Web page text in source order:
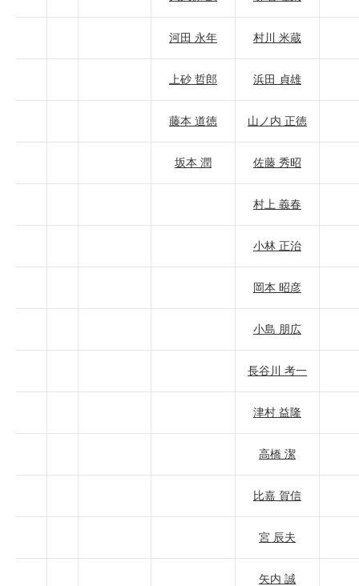
河田 永年 村川 米蔵
上砂 哲郎 浜田 貞雄
藤本 道徳 山ノ内 正徳
坂本 潤 佐藤 秀昭
村上 義春
小林 正治
岡本 昭彦
小島 朋広
長谷川 考一
津村 益隆
高橋 潔
比嘉 賀信
宮 辰夫
矢内 誠